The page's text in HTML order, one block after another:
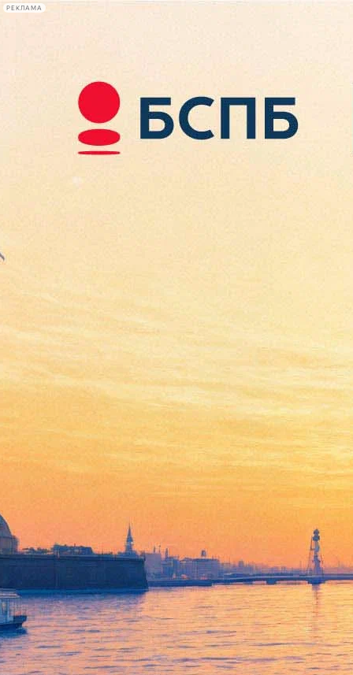
РЕКЛАМА
Сегодня:
2026.08.08
01:19
Афиша Plus